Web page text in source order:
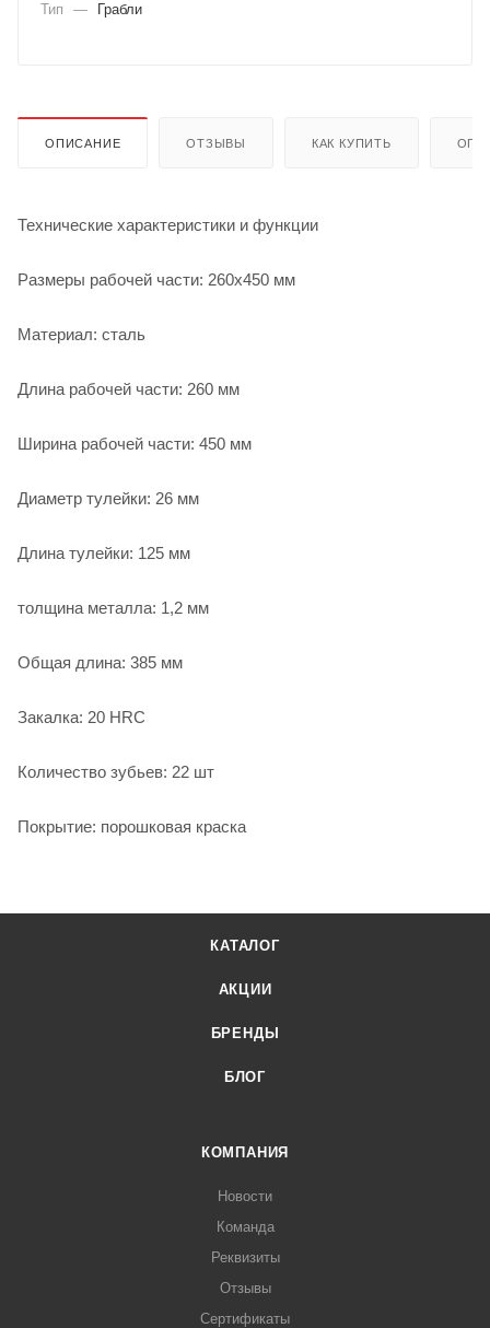
Тип
— Грабли
ОПИСАНИЕ ОТЗЫВЫ КАК КУПИТЬ
Технические характеристики и функции
Размеры рабочей части: 260х450 мм
Материал: сталь
Длина рабочей части: 260 мм
Ширина рабочей части: 450 мм
Диаметр тулейки: 26 мм
Длина тулейки: 125 мм
толщина металла: 1,2 мм
Общая длина: 385 мм
Закалка: 20 HRC
Количество зубьев: 22 шт
Покрытие: порошковая краска
КАТАЛОГ
АКЦИИ
БРЕНДЫ
БЛОГ
КОМПАНИЯ
Новости
Команда
Реквизиты
Отзывы
Сертификаты